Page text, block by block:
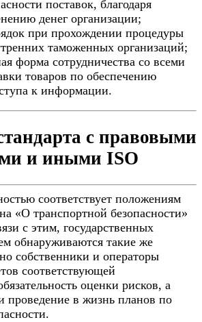
поставок, благодаря
денег организации;
при прохождении процедуры
таможенных организаций;
форма сотрудничества со всеми
товаров по обеспечению
к информации.
с правовыми
и иными ISO
соответствует положениям
«О транспортной безопасности»
с этим, государственных
обнаруживаются такие же
собственники и операторы
соответствующей
оценки рисков, а
проведение в жизнь планов по